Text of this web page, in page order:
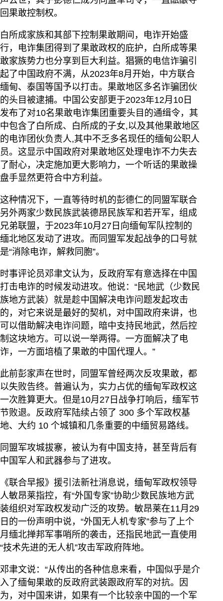
回果敢控制权。
白所成家族和其部下控制果敢期间，电诈开始盛
行，电诈集团得到了果敢政权的庇护，白所成等果
敢家族势力也分享到巨大利益。猖獗的电信诈骗引
起了中国政府不满，从2023年8月开始，中方联合
缅甸、泰国等国予以打击。果敢地区多名诈骗团伙
的头目被逮捕。中国公安部更于2023年12月10日
发布了对10名果敢电诈集团重要头目的通缉令，其
中包含了白所成、白所成的子女,以及其他果敢地区
的电诈团伙负责人,其中不乏多名现任的缅甸公职人
员。这显示中国政府对果敢地区处理电诈不力失去
了耐心，决定施加更大影响力，一个听话的果敢操
盘手显然更符合中方利益。
这种情况下，一直等待时机的彭德仁的同盟军联合
另外两家少数民族武装德昂民族军和若开军，组成
兄弟联盟，于2023年10月27日向缅甸军队控制的
缅北地区发动了进攻。而同盟军发起战争的口号就
是“消除电诈，解救同胞”。
时事评论员邓聿文认为，反政府军有意选择在中国
打击电诈的时候发动进攻。他说：“民地武（少数民
族地方武装）就是趁中国解决电诈问题发起攻击
的，对它来说是最好的契机，对中国政府来讲，也
可以借助解决电诈问题，暗中支持民地武，然后控
制这块地方。可以说一举两得。一方面解决了电
诈，一方面培植了果敢的中国代理人。”
此前彭家声在世时，同盟军曾经两次反攻果敢，都
以失败告终。普遍认为，实力占优的缅甸军政权这
一次胜算更大。但是10月27日战争打响后，缅军节
节败退。反政府军陆续占领了 300 多个军政权基
地、大约 10 个城镇和几条重要的中缅贸易路线。
同盟军攻城拔寨，被认为有中国支持，甚至背后有
中国军人和武器参与了进攻。
《联合早报》援引法新社消息说，缅甸军政权领导
人敏昂莱指控，有“外国专家”协助少数民族地方武
装组织对军政权发动广泛的攻势。敏昂莱在11月29
日的一份声明中说，“外国无人机专家”参与了上个
月缅北掸邦军事哨所的袭击，还指民地武一直使用
“技术先进的无人机”攻击军政府阵地。
邓聿文说：“从传出的各种信息来看，中国似乎是介
入了缅甸果敢的反政府武装跟政府军的对抗。因
为，对中国来讲，如果有一个比较亲中国的一个军